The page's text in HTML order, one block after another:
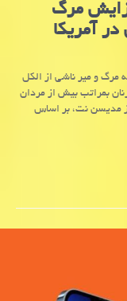
مرگ
آمریکا
مرگ و میر ناشی از الکل
بمراتب بیش از مردان
مدیسن نت، بر اساس